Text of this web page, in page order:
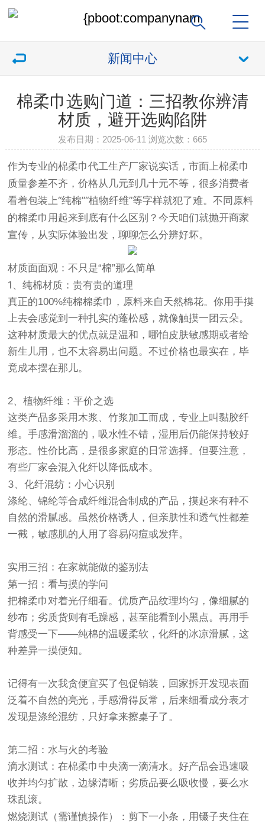
新闻中心
棉柔巾选购门道：三招教你辨清
材质，避开选购陷阱
发布日期：2025-06-11 浏览次数： 665
作为专业的棉柔巾代工生产厂家说实话，市面上棉柔巾
质量参差不齐，价格从几元到几十元不等，很多消费者
看着包装上“纯棉”“植物纤维”等字样就犯了难。不同原料
的棉柔巾用起来到底有什么区别？今天咱们就抛开商家
宣传，从实际体验出发，聊聊怎么分辨好坏。
材质面面观：不只是“棉”那么简单
1、纯棉材质：贵有贵的道理
真正的100%纯棉棉柔巾，原料来自天然棉花。你用手摸
上去会感觉到一种扎实的蓬松感，就像触摸一团云朵。
这种材质最大的优点就是温和，哪怕皮肤敏感期或者给
新生儿用，也不太容易出问题。不过价格也最实在，毕
竟成本摆在那儿。
2、植物纤维：平价之选
这类产品多采用木浆、竹浆加工而成，专业上叫黏胶纤
维。手感滑溜溜的，吸水性不错，湿用后仍能保持较好
形态。性价比高，是很多家庭的日常选择。但要注意，
有些厂家会混入化纤以降低成本。
3、化纤混纺：小心识别
涤纶、锦纶等合成纤维混合制成的产品，摸起来有种不
自然的滑腻感。虽然价格诱人，但亲肤性和透气性都差
一截，敏感肌的人用了容易闷痘或发痒。
实用三招：在家就能做的鉴别法
第一招：看与摸的学问
把棉柔巾对着光仔细看。优质产品纹理均匀，像细腻的
纱布；劣质货则有毛躁感，甚至能看到小黑点。再用手
背感受一下——纯棉的温暖柔软，化纤的冰凉滑腻，这
种差异一摸便知。
记得有一次我贪便宜买了包促销装，回家拆开发现表面
泛着不自然的亮光，手感滑得反常，后来细看成分表才
发现是涤纶混纺，只好拿来擦桌子了。
第二招：水与火的考验
滴水测试：在棉柔巾中央滴一滴清水。好产品会迅速吸
收并均匀扩散，边缘清晰；劣质品要么吸收慢，要么水
珠乱滚。
燃烧测试（需谨慎操作）：剪下一小条，用镊子夹住在